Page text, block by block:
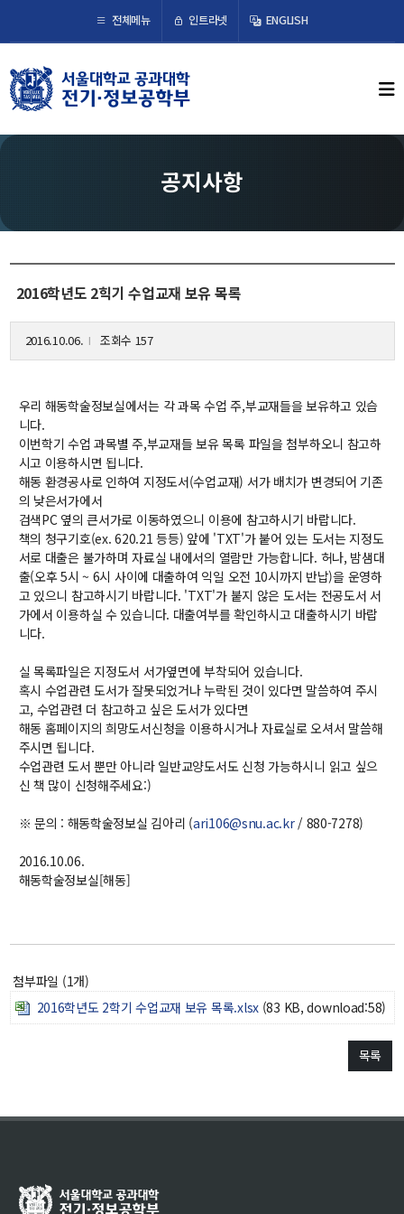
전체메뉴 인트라넷 ENGLISH ×
학부뉴스
뉴스
오시는 길
전임교수
객원교수
명예교수 및 전직교수
역대학부장
연구실/연구소
연구실
연구소
세미나 영상
교육
학부
교과과정
교과목이수규정
교과과정
연합전공 인공지능 반도체공학
연합전공 지능형 통신
협동과정 인공지능
해동학술정보
보유도서
입시
공지사항
2016학년도 2힉기 수업교재 보유 목록
2016.10.06. 조회수 157
우리 해동학술정보실에서는 각 과목 수업 주,부교재들을 보유하고 있습
니다.
이번학기 수업 과목별 주,부교재들 보유 목록 파일을 첨부하오니 참고하
시고 이용하시면 됩니다.
해동 환경공사로 인하여 지정도서(수업교재) 서가 배치가 변경되어 기존
의 낮은서가에서
검색PC 옆의 큰서가로 이동하였으니 이용에 참고하시기 바랍니다.
책의 청구기호(ex. 620.21 등등) 앞에 'TXT'가 붙어 있는 도서는 지정도
서로 대출은 불가하며 자료실 내에서의 열람만 가능합니다. 허나, 밤샘대
출(오후 5시 ~ 6시 사이에 대출하여 익일 오전 10시까지 반납)을 운영하
고 있으니 참고하시기 바랍니다. 'TXT'가 붙지 않은 도서는 전공도서 서
가에서 이용하실 수 있습니다. 대출여부를 확인하시고 대출하시기 바랍
니다.
실 목록파일은 지정도서 서가옆면에 부착되어 있습니다.
혹시 수업관련 도서가 잘못되었거나 누락된 것이 있다면 말씀하여 주시
고, 수업관련 더 참고하고 싶은 도서가 있다면
해동 홈페이지의 희망도서신청을 이용하시거나 자료실로 오셔서 말씀해
주시면 됩니다.
수업관련 도서 뿐만 아니라 일반교양도서도 신청 가능하시니 읽고 싶으
신 책 많이 신청해주세요:)
※ 문의 : 해동학술정보실 김아리 (ari106@snu.ac.kr/ 880-7278)
2016.10.06.
해동학술정보실[해동]
첨부파일 (1개)
2016학년도 2학기 수업교재 보유 목록.xlsx (83 KB, download:58)
목록